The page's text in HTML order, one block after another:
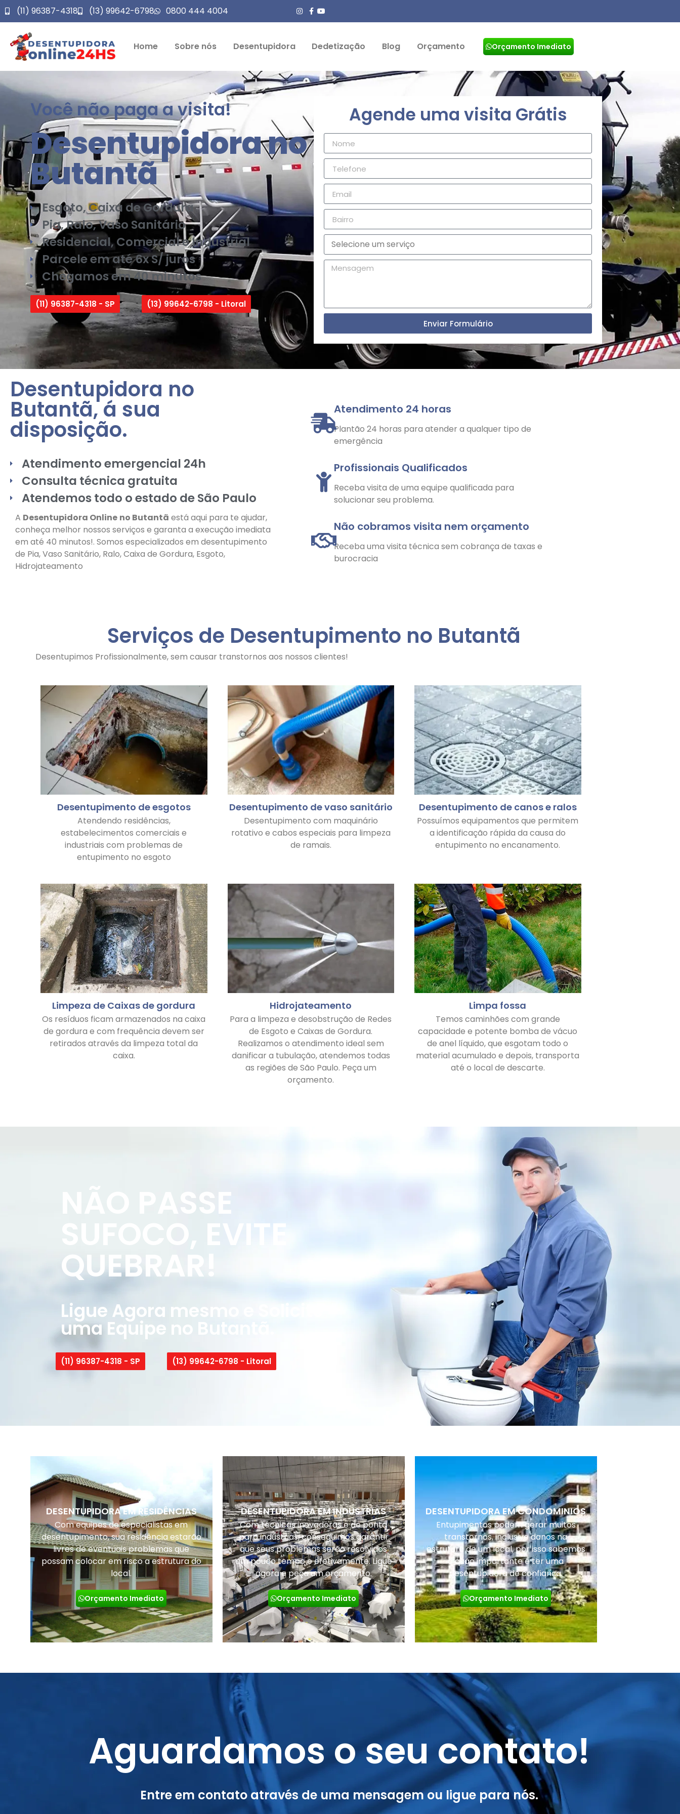
(11) 96387-4318 (13) 99642-6798 0800 444 4004
Home Sobre nós Desentupidora Dedetização Blog Orçamento Orçamento Imediato
Você não paga a visita!
Desentupidora no
Butantã
Esgoto, Caixa de Gordura
Pia, Ralo, Vaso Sanitário
Residencial, Comercial e Industrial
Parcele em até 6x S/ juros
Chegamos em 40 minutos
(11) 96387-4318 - SP (13) 99642-6798 - Litoral
Agende uma visita Grátis
Enviar Formulário
Desentupidora no
Butantã, á sua
disposição.
Atendimento emergencial 24h
Consulta técnica gratuita
Atendemos todo o estado de São Paulo
A Desentupidora Online no Butantã está aqui para te ajudar,
conheça melhor nossos serviços e garanta a execução imediata
em até 40 minutos!. Somos especializados em desentupimento
de Pia, Vaso Sanitário, Ralo, Caixa de Gordura, Esgoto,
Hidrojateamento
Atendimento 24 horas
Plantão 24 horas para atender a qualquer tipo de
emergência
Profissionais Qualificados
Receba visita de uma equipe qualificada para
solucionar seu problema.
Não cobramos visita nem orçamento
Receba uma visita técnica sem cobrança de taxas e
burocracia
Serviços de Desentupimento no Butantã
Desentupimos Profissionalmente, sem causar transtornos aos nossos clientes!
Desentupimento de esgotos
Atendendo residências,
estabelecimentos comerciais e
industriais com problemas de
entupimento no esgoto
Desentupimento de vaso sanitário
Desentupimento com maquinário
rotativo e cabos especiais para limpeza
de ramais.
Desentupimento de canos e ralos
Possuímos equipamentos que permitem
a identificação rápida da causa do
entupimento no encanamento.
Limpeza de Caixas de gordura
Os resíduos ficam armazenados na caixa
de gordura e com frequência devem ser
retirados através da limpeza total da
caixa.
Hidrojateamento
Para a limpeza e desobstrução de Redes
de Esgoto e Caixas de Gordura.
Realizamos o atendimento ideal sem
danificar a tubulação, atendemos todas
as regiões de São Paulo. Peça um
orçamento.
Limpa fossa
Temos caminhões com grande
capacidade e potente bomba de vácuo
de anel líquido, que esgotam todo o
material acumulado e depois, transporta
até o local de descarte.
NÃO PASSE
SUFOCO, EVITE
QUEBRAR!
Ligue Agora mesmo e Solicite
uma Equipe no Butantã.
(11) 96387-4318 - SP (13) 99642-6798 - Litoral
DESENTUPIDORA EM RESIDÊNCIAS
Com equipes de especialistas em
desentupimento, sua residência estarão
livres de eventuais problemas que
possam colocar em risco a estrutura do
local.
Orçamento Imediato
DESENTUPIDORA EM INDUSTRIAS
Com técnicas inovadoras e de ponta
para indústrias, conseguimos garantir
que seus problemas serão resolvidos
em pouco tempo e efetivamente. Ligue
agora e peça um orçamento.
Orçamento Imediato
DESENTUPIDORA EM CONDOMINIOS
Entupimentos podem gerar muitos
transtornos, inclusive danos na
estrutura de um local, por isso sabemos
o quão importante é ter uma
desentupidora de confiança.
Orçamento Imediato
Aguardamos o seu contato!
Entre em contato através de uma mensagem ou ligue para nós.